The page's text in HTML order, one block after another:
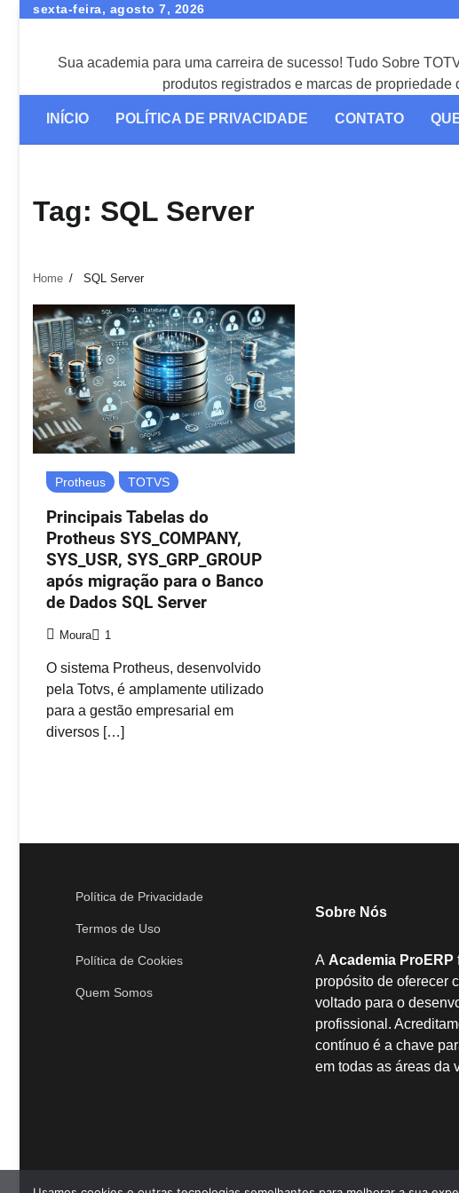
Skip
sexta-feira, agosto 7, 2026
Sua academia para uma carreira de sucesso! Tudo Sobre
produtos registrados e marcas de
INÍCIO POLÍTICA DE PRIVACIDADE CONTATO
Tag: SQL Server
Home SQL Server
Protheus TOTVS
Principais Tabelas do
Protheus SYS_COMPANY,
SYS_USR, SYS_GRP_GROUP
após migração para o Banco
de Dados SQL Server
Moura 1
O sistema Protheus, desenvolvido
pela Totvs, é amplamente utilizado
para a gestão empresarial em
diversos […]
Política de Privacidade
Termos de Uso
Política de Cookies
Quem Somos
Sobre Nós
A Academia ProERP
propósito de oferecer
voltado para o
profissional.
contínuo é a chave
em todas as áreas da